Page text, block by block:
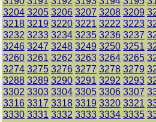
3204 3205 3206 3207 3208 3209
3218 3219 3220 3221 3222 3223
3232 3233 3234 3235 3236 3237
3246 3247 3248 3249 3250 3251
3260 3261 3262 3263 3264 3265
3274 3275 3276 3277 3278 3279
3288 3289 3290 3291 3292 3293
3302 3303 3304 3305 3306 3307
3316 3317 3318 3319 3320 3321
3330 3331 3332 3333 3334 3335